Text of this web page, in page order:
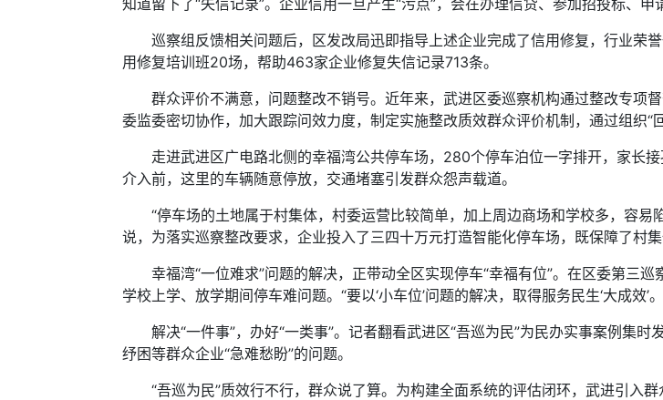
知道留下了“失信记录”。企业信用一旦产生“污点”，会在办理信贷、参加招投标、申
巡察组反馈相关问题后，区发改局迅即指导上述企业完成了信用修复，行业荣
用修复培训班20场，帮助463家企业修复失信记录713条。
群众评价不满意，问题整改不销号。近年来，武进区委巡察机构通过整改专项
委监委密切协作，加大跟踪问效力度，制定实施整改质效群众评价机制，通过组织“
走进武进区广电路北侧的幸福湾公共停车场，280个停车泊位一字排开，家长
介入前，这里的车辆随意停放，交通堵塞引发群众怨声载道。
“停车场的土地属于村集体，村委运营比较简单，加上周边商场和学校多，容易
说，为落实巡察整改要求，企业投入了三四十万元打造智能化停车场，既保障了村集
幸福湾“一位难求”问题的解决，正带动全区实现停车“幸福有位”。在区委第三
学校上学、放学期间停车难问题。“要以‘小车位’问题的解决，取得服务民生‘大成效’
解决“一件事”，办好“一类事”。记者翻看武进区“吾巡为民”为民办实事案例集
纾困等群众企业“急难愁盼”的问题。
“吾巡为民”质效行不行，群众说了算。为构建全面系统的评估闭环，武进引入